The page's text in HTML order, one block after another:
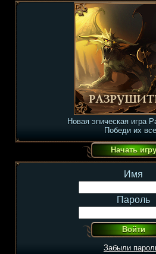
Новая эпическая игра
Победи их
Имя
Пароль
Забыли